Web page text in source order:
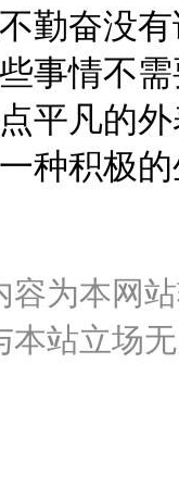
勤奋没
事情不
平凡的
种积极
容为本网
本站立场